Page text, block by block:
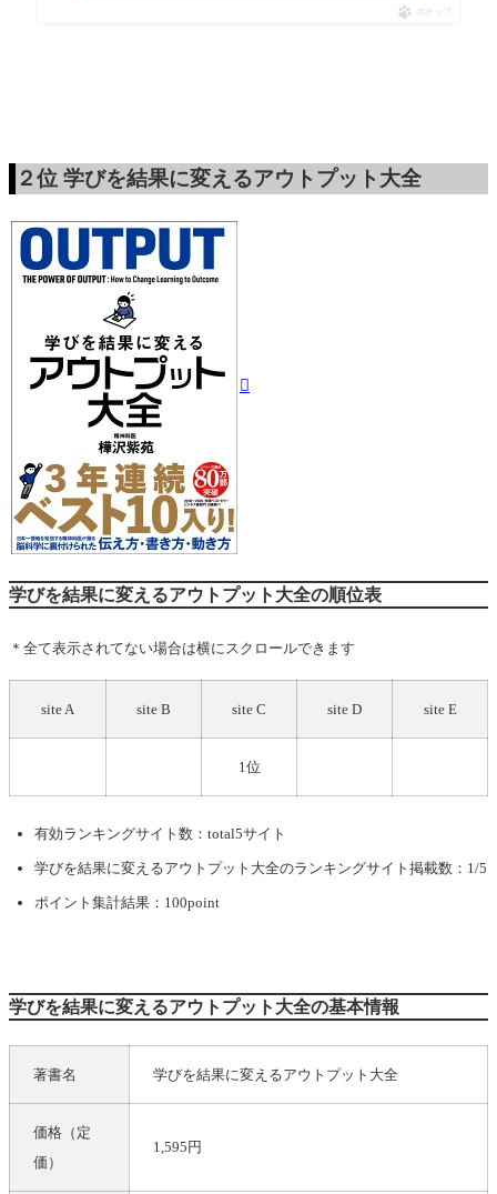
ポチップ
２位 学びを結果に変えるアウトプット大全
学びを結果に変えるアウトプット大全の順位表
＊全て表示されてない場合は横にスクロールできます
site A site B site C site D site E
1位
有効ランキングサイト数：total5サイト
学びを結果に変えるアウトプット大全のランキングサイト掲載数：1/5
ポイント集計結果：100point
学びを結果に変えるアウトプット大全の基本情報
著書名 学びを結果に変えるアウトプット大全
価格（定
価）
1,595円